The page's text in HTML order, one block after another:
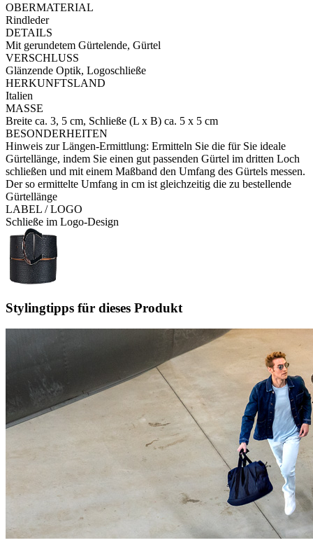
OBERMATERIAL
Rindleder
DETAILS
Mit gerundetem Gürtelende, Gürtel
VERSCHLUSS
Glänzende Optik, Logoschließe
HERKUNFTSLAND
Italien
MASSE
Breite ca. 3, 5 cm, Schließe (L x B) ca. 5 x 5 cm
BESONDERHEITEN
Hinweis zur Längen-Ermittlung: Ermitteln Sie die für Sie ideale
Gürtellänge, indem Sie einen gut passenden Gürtel im dritten Loch
schließen und mit einem Maßband den Umfang des Gürtels messen.
Der so ermittelte Umfang in cm ist gleichzeitig die zu bestellende
Gürtellänge
LABEL / LOGO
Schließe im Logo-Design
Stylingtipps für dieses Produkt